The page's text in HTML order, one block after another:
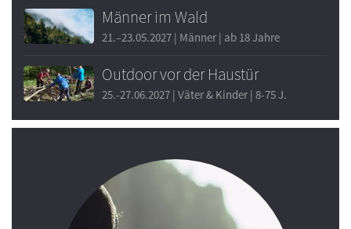
Männer im Wald
21.–23.05.2027 | Männer | ab 18 Jahre
Outdoor vor der Haustür
25.-27.06.2027 | Väter & Kinder | 8-75 J.